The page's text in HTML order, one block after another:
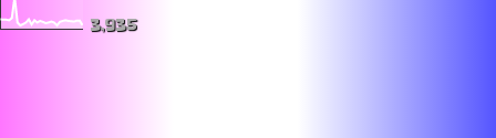
3,935